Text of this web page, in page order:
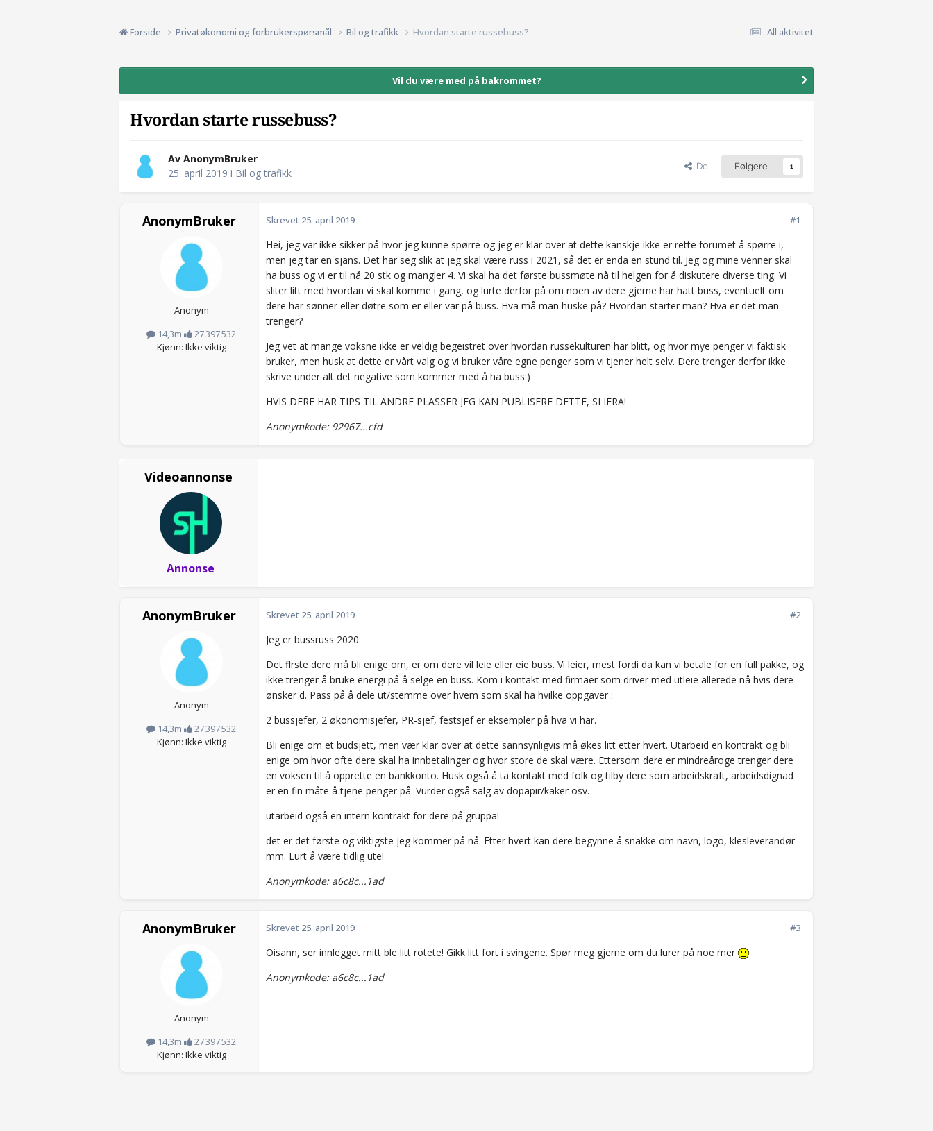
All aktivitet
Forside Privatøkonomi og forbrukerspørsmål Bil og trafikk Hvordan starte russebuss?
Vil du være med på bakrommet?
Hvordan starte russebuss?
Av AnonymBruker
25. april 2019 i Bil og trafikk
Del Følgere 1
AnonymBruker
Anonym
14,3m
27 397 532
Kjønn: Ikke viktig
#1
Skrevet 25. april 2019
Hei , jeg var ikke sikker på hvor jeg kunne spørre og jeg er klar over at dette kanskje ikke er rette forumet å spørre i,
men jeg tar en sjans. Det har seg slik at jeg skal være russ i 2021, så det er enda en stund til. Jeg og mine venner skal
ha buss og vi er til nå 20 stk og mangler 4. Vi skal ha det første bussmøte nå til helgen for å diskutere diverse ting. Vi
sliter litt med hvordan vi skal komme i gang, og lurte derfor på om noen av dere gjerne har hatt buss, eventuelt om
dere har sønner eller døtre som er eller var på buss. Hva må man huske på? Hvordan starter man? Hva er det man
trenger?
Jeg vet at mange voksne ikke er veldig begeistret over hvordan russekulturen har blitt, og hvor mye penger vi faktisk
bruker, men husk at dette er vårt valg og vi bruker våre egne penger som vi tjener helt selv. Dere trenger derfor ikke
skrive under alt det negative som kommer med å ha buss:)
HVIS DERE HAR TIPS TIL ANDRE PLASSER JEG KAN PUBLISERE DETTE, SI IFRA!
Anonymkode: 92967...cfd
Videoannonse
Annonse
AnonymBruker
Anonym
14,3m
27 397 532
Kjønn: Ikke viktig
#2
Skrevet 25. april 2019
Jeg er bussruss 2020.
Det flrste dere må bli enige om, er om dere vil leie eller eie buss. Vi leier, mest fordi da kan vi betale for en full pakke, og
ikke trenger å bruke energi på å selge en buss. Kom i kontakt med firmaer som driver med utleie allerede nå hvis dere
ønsker d. Pass på å dele ut/stemme over hvem som skal ha hvilke oppgaver :
2 bussjefer, 2 økonomisjefer, PR-sjef, festsjef er eksempler på hva vi har.
Bli enige om et budsjett, men vær klar over at dette sannsynligvis må økes litt etter hvert. Utarbeid en kontrakt og bli
enige om hvor ofte dere skal ha innbetalinger og hvor store de skal være. Ettersom dere er mindreåroge trenger dere
en voksen til å opprette en bankkonto. Husk også å ta kontakt med folk og tilby dere som arbeidskraft, arbeidsdignad
er en fin måte å tjene penger på. Vurder også salg av dopapir/kaker osv.
utarbeid også en intern kontrakt for dere på gruppa!
det er det første og viktigste jeg kommer på nå. Etter hvert kan dere begynne å snakke om navn, logo, klesleverandør
mm. Lurt å være tidlig ute!
Anonymkode: a6c8c...1ad
AnonymBruker
Anonym
14,3m
27 397 532
Kjønn: Ikke viktig
#3
Skrevet 25. april 2019
Oisann, ser innlegget mitt ble litt rotete! Gikk litt fort i svingene. Spør meg gjerne om du lurer på noe mer
Anonymkode: a6c8c...1ad